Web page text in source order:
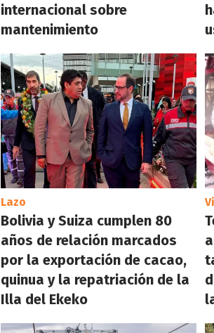
internacional sobre
mantenimiento
Lazo
Bolivia y Suiza cumplen 80
años de relación marcados
por la exportación de cacao,
quinua y la repatriación de la
Illa del Ekeko